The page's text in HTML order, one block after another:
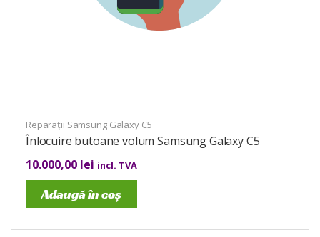
Reparații Samsung Galaxy C5
Înlocuire butoane volum Samsung Galaxy C5
10.000,00 lei incl. TVA
Adaugă în coș